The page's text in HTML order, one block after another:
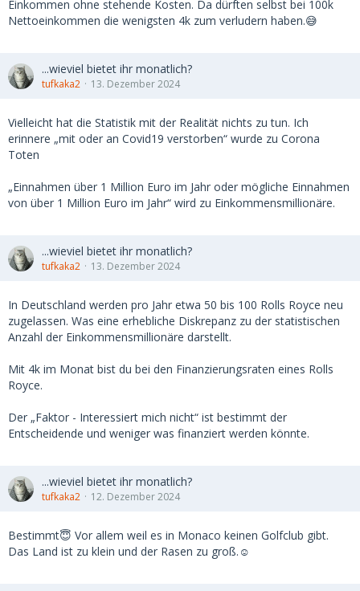
Einkommen ohne stehende Kosten. Da dürften selbst bei 100k
Nettoeinkommen die wenigsten 4k zum verludern haben.😅
...wieviel bietet ihr monatlich?
tufkaka2 13. Dezember 2024
Vielleicht hat die Statistik mit der Realität nichts zu tun. Ich
erinnere „mit oder an Covid19 verstorben“ wurde zu Corona
Toten
„Einnahmen über 1 Million Euro im Jahr oder mögliche Einnahmen
von über 1 Million Euro im Jahr“ wird zu Einkommensmillionäre.
...wieviel bietet ihr monatlich?
tufkaka2 13. Dezember 2024
In Deutschland werden pro Jahr etwa 50 bis 100 Rolls Royce neu
zugelassen. Was eine erhebliche Diskrepanz zu der statistischen
Anzahl der Einkommensmillionäre darstellt.
Mit 4k im Monat bist du bei den Finanzierungsraten eines Rolls
Royce.
Der „Faktor - Interessiert mich nicht“ ist bestimmt der
Entscheidende und weniger was finanziert werden könnte.
...wieviel bietet ihr monatlich?
tufkaka2 12. Dezember 2024
Bestimmt😇 Vor allem weil es in Monaco keinen Golfclub gibt.
Das Land ist zu klein und der Rasen zu groß.☺️